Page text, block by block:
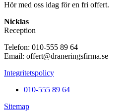
Hör med oss idag för en fri offert.
Nicklas
Reception
Telefon: 010-555 89 64
Email: offert@draneringsfirma.se
Integritetspolicy
010-555 89 64
Sitemap